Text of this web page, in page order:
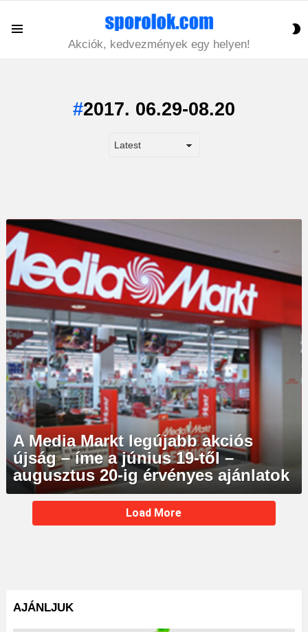
Akciók, kedvezmények egy helyen!
2017. 06.29-08.20
LATEST
STORY
A Media Markt legújabb akciós
újság – íme a június 19-től –
augusztus 20-ig érvényes ajánlatok
MORE
STORIES
Load More
AJÁNLJUK